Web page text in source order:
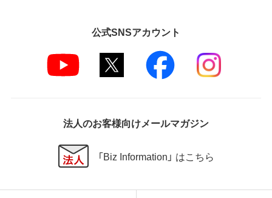
公式SNSアカウント
法人のお客様向けメールマガジン
「Biz Information」 はこちら